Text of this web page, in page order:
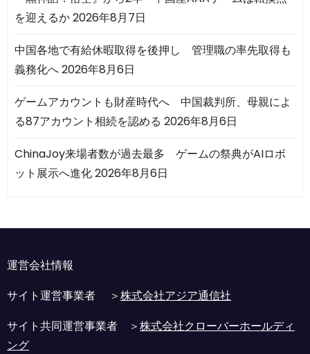
を迎えるか2026年8月7日
中国各地で有給休暇取得を後押し 管理職の率先取得も
義務化へ2026年8月6日
ゲームアカウントも財産時代へ 中国裁判所、母親によ
る87アカウント相続を認める 2026年8月6日
ChinaJoy来場者数が過去最多 ゲームの祭典がAIロボ
ット展示へ進化2026年8月6日
運営会社情報
サイト運営事業者 ＞株式会社アジア通信社
サイト共同運営事業者 ＞株式会社クローバーホールディ
ング